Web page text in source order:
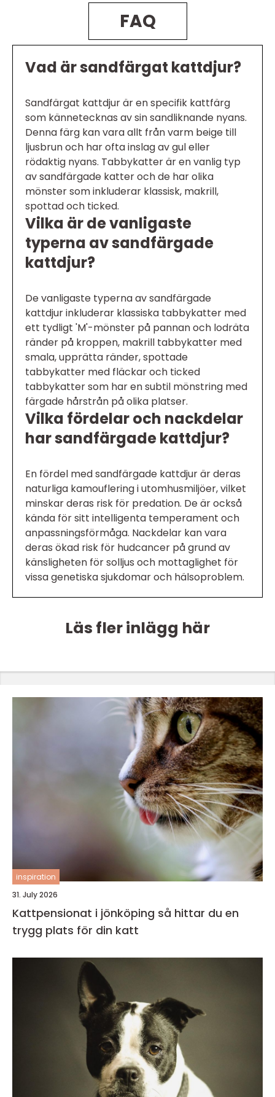
FAQ
Vad är sandfärgat kattdjur?
Sandfärgat kattdjur är en specifik kattfärg
som kännetecknas av sin sandliknande nyans.
Denna färg kan vara allt från varm beige till
ljusbrun och har ofta inslag av gul eller
rödaktig nyans. Tabbykatter är en vanlig typ
av sandfärgade katter och de har olika
mönster som inkluderar klassisk, makrill,
spottad och ticked.
Vilka är de vanligaste
typerna av sandfärgade
kattdjur?
De vanligaste typerna av sandfärgade
kattdjur inkluderar klassiska tabbykatter med
ett tydligt 'M'-mönster på pannan och lodräta
ränder på kroppen, makrill tabbykatter med
smala, upprätta ränder, spottade
tabbykatter med fläckar och ticked
tabbykatter som har en subtil mönstring med
färgade hårstrån på olika platser.
Vilka fördelar och nackdelar
har sandfärgade kattdjur?
En fördel med sandfärgade kattdjur är deras
naturliga kamouflering i utomhusmiljöer, vilket
minskar deras risk för predation. De är också
kända för sitt intelligenta temperament och
anpassningsförmåga. Nackdelar kan vara
deras ökad risk för hudcancer på grund av
känsligheten för solljus och mottaglighet för
vissa genetiska sjukdomar och hälsoproblem.
Läs fler inlägg här
inspiration
31. July 2026
Kattpensionat i jönköping så hittar du en
trygg plats för din katt